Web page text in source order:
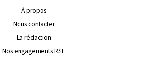
À propos
Nous contacter
La rédaction
Nos engagements RSE